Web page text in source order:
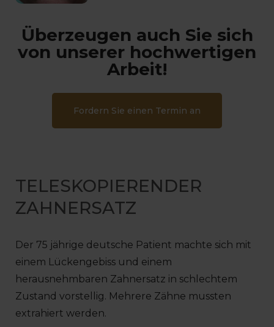
Überzeugen auch Sie sich
von unserer hochwertigen
Arbeit!
Fordern Sie einen Termin an
TELESKOPIERENDER
ZAHNERSATZ
Der 75 jährige deutsche Patient machte sich mit
einem Lückengebiss und einem
herausnehmbaren Zahnersatz in schlechtem
Zustand vorstellig. Mehrere Zähne mussten
extrahiert werden.